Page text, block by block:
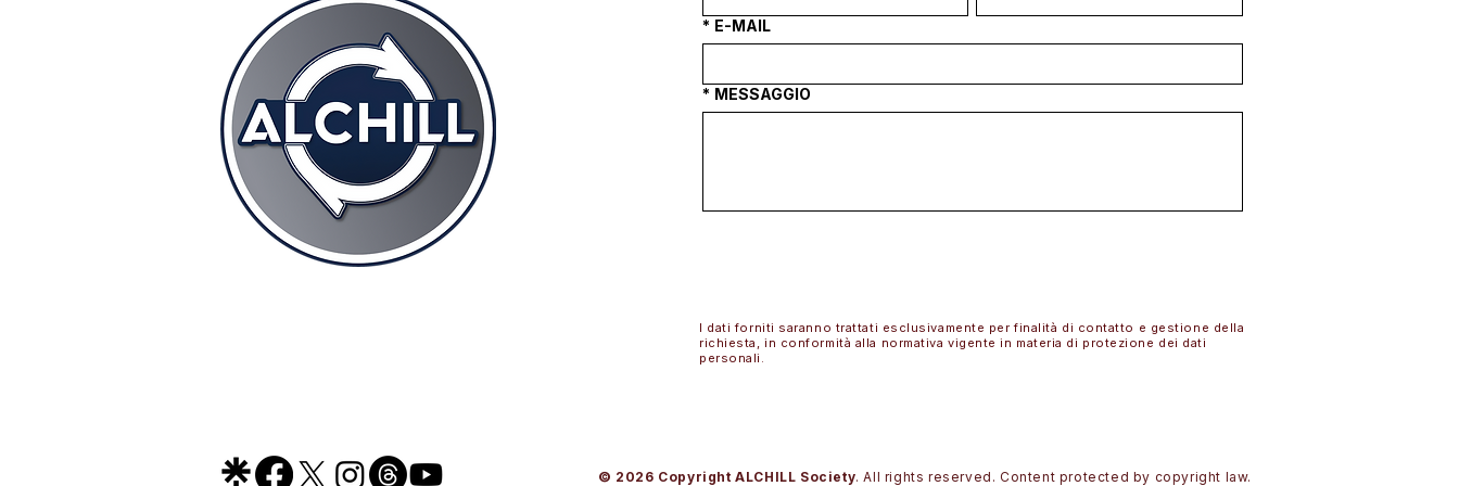
* E-MAIL
* MESSAGGIO
I dati forniti saranno trattati esclusivamente per finalità di contatto e gestione della
richiesta, in conformità alla normativa vigente in materia di protezione dei dati
personali.
© 2026 Copyright ALCHILL Society. All rights reserved. Content protected by copyright law.